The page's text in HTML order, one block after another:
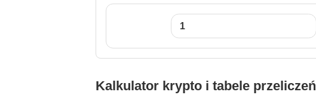
Kalkulator krypto i tabele przeliczeń